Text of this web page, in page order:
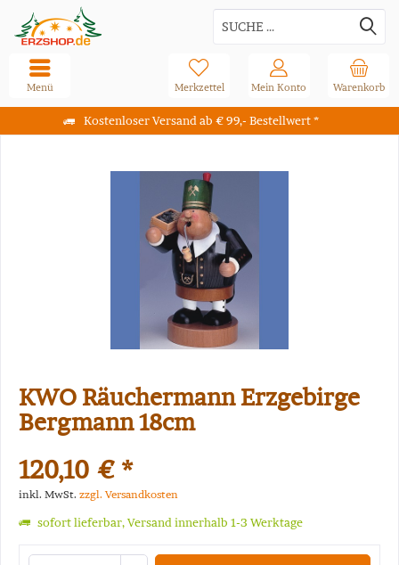
Kostenloser Versand ab € 99,- Bestellwert *
Warenkorb
Merkzettel Mein Konto
Menü
KWO Räuchermann Erzgebirge
Bergmann 18cm
120,10 € *
inkl. MwSt. zzgl. Versandkosten
sofort lieferbar, Versand innerhalb 1-3 Werktage